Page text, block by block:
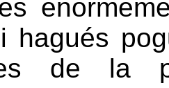
hagués
de la